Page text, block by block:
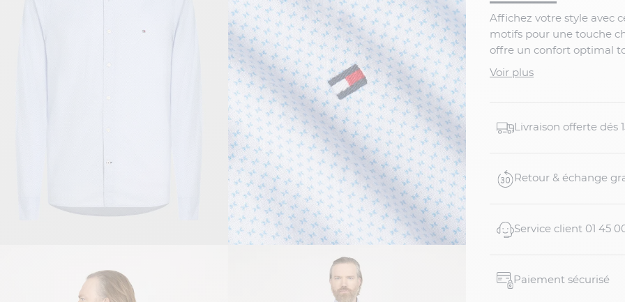
Affichez votre style avec cette chemise Tommy Hilfiger grande taille, ornée de mini
motifs pour une touche
offre un confort optimal
toutes les occasions, que
Caractéristiques :
- Manches lo...
Voir plus
Livraison offerte dés
Retour & échange
Service client 01 45
Paiement sécurisé